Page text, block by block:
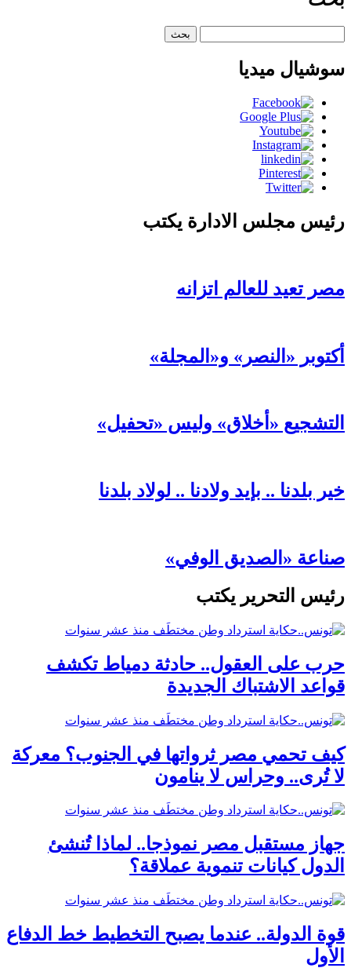
العراقي
على
الاجتماع
العربي
في
القاهرة
مغلقة
سوشيال ميديا
رئيس مجلس الادارة يكتب
مصر تعيد للعالم اتزانه
أكتوبر «النصر» و«المجلة»
التشجيع «أخلاق» وليس «تحفيل»
خير بلدنا .. بإيد ولادنا .. لولاد بلدنا
صناعة «الصديق الوفي»
رئيس التحرير يكتب
حرب على العقول.. حادثة دمياط تكشف
قواعد الاشتباك الجديدة
كيف تحمي مصر ثرواتها في الجنوب؟ معركة
لا تُرى.. وحراس لا ينامون
جهاز مستقبل مصر نموذجا.. لماذا تُنشئ
الدول كيانات تنموية عملاقة؟
قوة الدولة.. عندما يصبح التخطيط خط الدفاع
الأول